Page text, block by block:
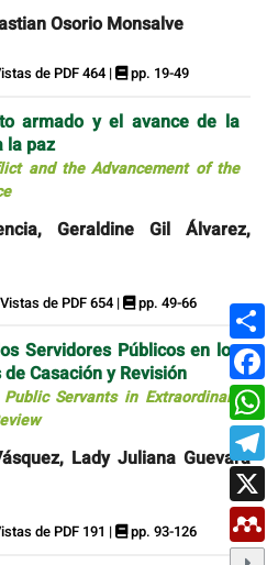
Osorio Monsalve
de PDF 464 | pp. 19-49
armado y el avance de la
la paz
and the Advancement of the
Geraldine Gil Álvarez,
Vistas de PDF 654 | pp. 49-66
Servidores Públicos en los
Casación y Revisión
Servants in Extraordinary
Lady Juliana Guevara
de PDF 191 | pp. 93-126